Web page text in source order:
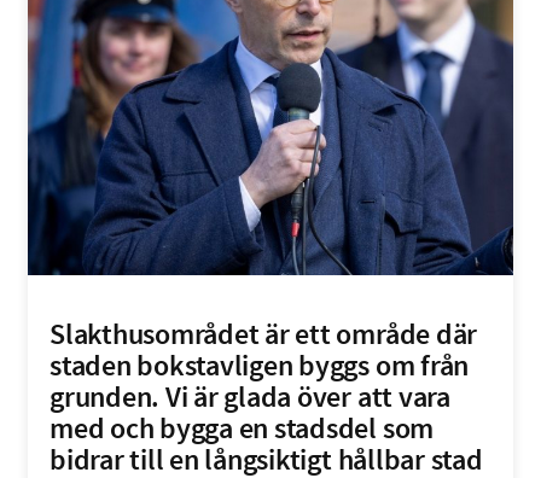
Slakthusområdet är ett område där
staden bokstavligen byggs om från
grunden. Vi är glada över att vara
med och bygga en stadsdel som
bidrar till en långsiktigt hållbar stad